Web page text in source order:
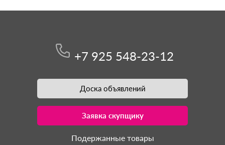
+7 925 548-23-12
Доска объявлений
Заявка скупщику
Подержанные товары